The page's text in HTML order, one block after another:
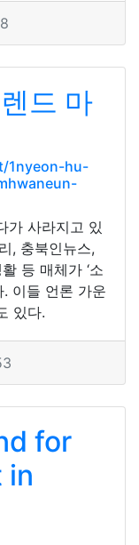
드 마
1nyeon-hu-
가 사라지고 있
, 충북인뉴스,
등 매체가 ‘소
이들 언론 가운
있다.
for
in